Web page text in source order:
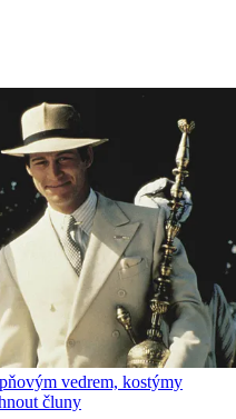
vedrem, kostýmy
čluny